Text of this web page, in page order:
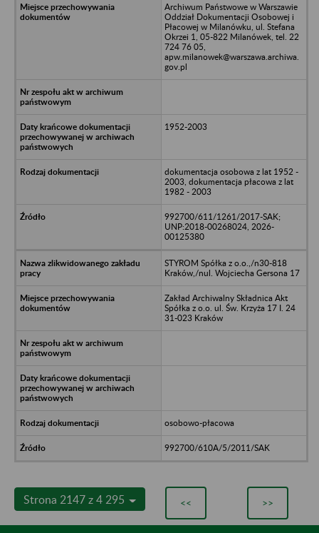
Archiwum Państwowe w Warszawie
Oddział Dokumentacji Osobowej i
Płacowej w Milanówku, ul. Stefana
Okrzei 1, 05-822 Milanówek, tel. 22
724 76 05,
apw.milanowek@warszawa.archiwa.
gov.pl
1952-2003
dokumentacja osobowa z lat 1952 -
2003, dokumentacja płacowa z lat
1982 - 2003
992700/611/1261/2017-SAK;
UNP:2018-00268024, 2026-
00125380
STYROM Spółka z o.o.,/n30-818
Kraków,/nul. Wojciecha Gersona 17
Zakład Archiwalny Składnica Akt
Spółka z o.o. ul. Św. Krzyża 17 I. 24
31-023 Kraków
osobowo-płacowa
992700/610A/5/2011/SAK
Strona 2147 z 4 295 << >>